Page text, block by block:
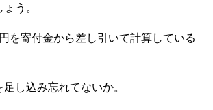
う。
を寄付金から差し引いて計算している
し込み忘れてないか。